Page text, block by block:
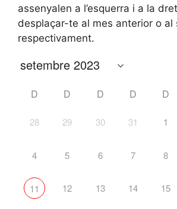
assenyalen a l’esquerra i a la
desplaçar-te al mes anterior o al
respectivament.
D D D D D
28 29 30 31 1
4 5 6 7 8
11 12 13 14 15